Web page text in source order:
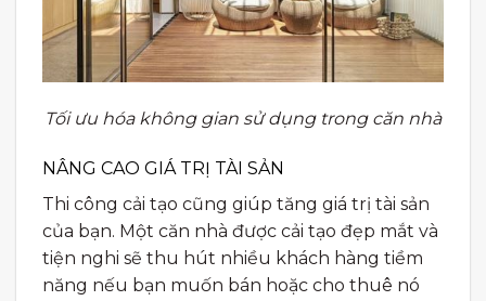
Tối ưu hóa không gian sử dụng trong căn nhà
NÂNG CAO GIÁ TRỊ TÀI SẢN
Thi công cải tạo cũng giúp tăng giá trị tài sản
của bạn. Một căn nhà được cải tạo đẹp mắt và
tiện nghi sẽ thu hút nhiều khách hàng tiềm
năng nếu bạn muốn bán hoặc cho thuê nó